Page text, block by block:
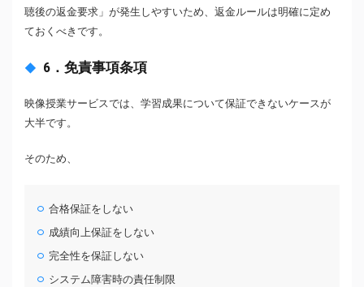
聴後の返金要求」が発生しやすいため、返金ルールは明確に定め
ておくべきです。
6．免責事項条項
映像授業サービスでは、学習成果について保証できないケースが
大半です。
そのため、
合格保証をしない
成績向上保証をしない
完全性を保証しない
システム障害時の責任制限